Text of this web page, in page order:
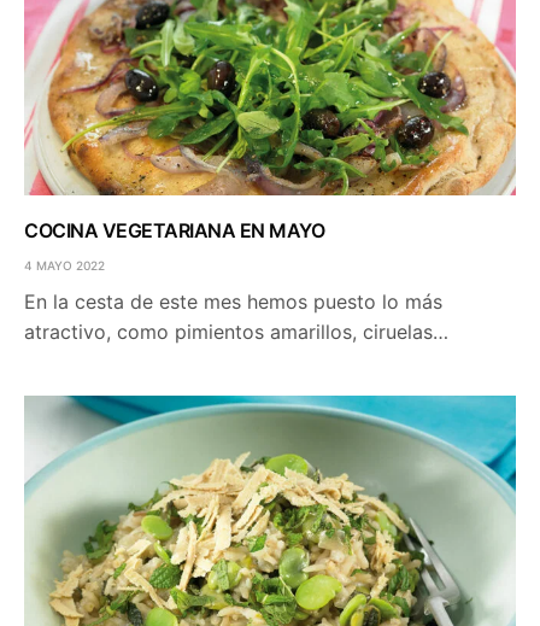
COCINA VEGETARIANA EN MAYO
4 MAYO 2022
En la cesta de este mes hemos puesto lo más
atractivo, como pimientos amarillos, ciruelas…